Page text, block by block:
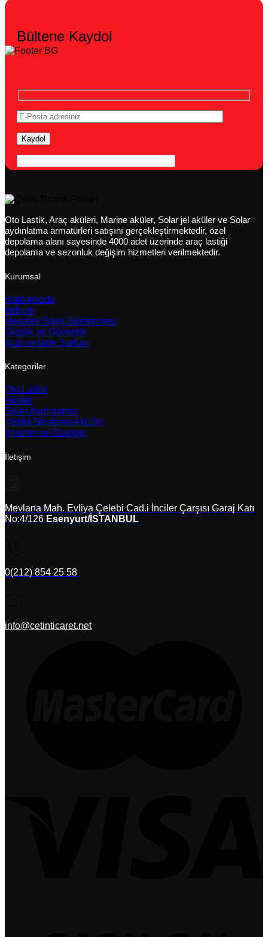
Bültene Kaydol
Oto Lastik, Araç aküleri, Marine aküler, Solar jel aküler ve Solar
aydınlatma armatürleri satışını gerçekleştirmektedir, özel
depolama alanı sayesinde 4000 adet üzerinde araç lastiği
depolama ve sezonluk değişim hizmetleri verilmektedir.
Kurumsal
Hakkımızda
İletişim
Mesafeli Satış Sözleşmesi
Gizlilik ve Güvenlik
İptal ve İade Şartları
Kategoriler
Oto Lastik
Aküler
Solar Aydınlatma
Yedek Besleme Aküleri
İnverter ve Charger
İletişim
Mevlana Mah. Evliya Çelebi Cad.i İnciler Çarşısı Garaj Katı
No:4/126 Esenyurt/İSTANBUL
0(212) 854 25 58
info@cetinticaret.net